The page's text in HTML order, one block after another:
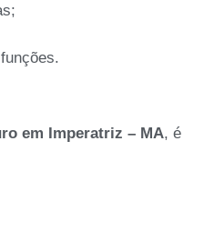
em Imperatriz – MA, é